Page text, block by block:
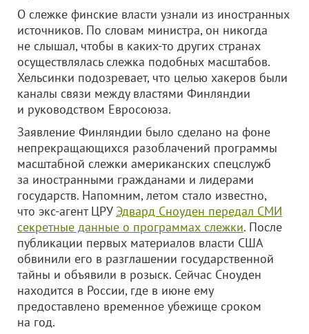
О слежке финские власти узнали из иностранных
источников. По словам министра, он никогда
не слышал, чтобы в каких-то других странах
осуществлялась слежка подобных масштабов.
Хельсинки подозревает, что целью хакеров были
каналы связи между властями Финляндии
и руководством Евросоюза.
Заявление Финляндии было сделано на фоне
непрекращающихся разоблачений программы
масштабной слежки американских спецслужб
за иностранными гражданами и лидерами
государств. Напомним, летом стало известно,
что экс-агент ЦРУ Эдвард Сноуден передал СМИ
секретные данные о программах слежки. После
публикации первых материалов власти США
обвинили его в разглашении государственной
тайны и объявили в розыск. Сейчас Сноуден
находится в России, где в июне ему
предоставлено временное убежище сроком
на год.